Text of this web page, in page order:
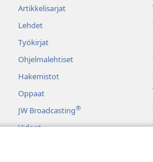
Artikkelisarjat
Lehdet
Työkirjat
Ohjelmalehtiset
Hakemistot
Oppaat
JW Broadcasting®
Videot